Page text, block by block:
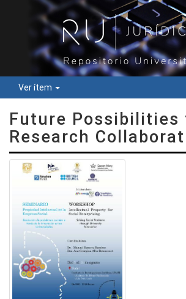
Ver ítem
Future Possibilities
Research